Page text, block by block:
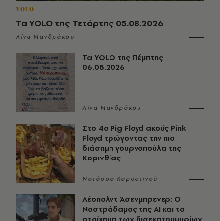
YOLO
Τα YOLO της Τετάρτης 05.08.2026
Λίνα Μανδράκου
Τα YOLO της Πέμπτης
06.08.2026
Λίνα Μανδράκου
Στο 4ο Pig Floyd ακούς Pink
Floyd τρώγοντας την πιο
διάσημη γουρνοπούλα της
Κορινθίας
Νατάσσα Καρυστινού
Λέοπολντ Άσενμπρενερ: Ο
Νοστράδαμος της AI και το